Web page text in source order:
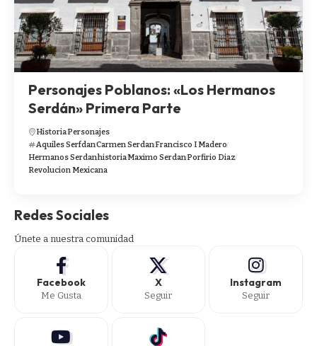
Personajes Poblanos: «Los Hermanos
Serdán» Primera Parte
HistoriaPersonajes
Aquiles SerfdanCarmen SerdanFrancisco I Madero
Hermanos SerdanhistoriaMaximo SerdanPorfirio Diaz
Revolucion Mexicana
Redes Sociales
Únete a nuestra comunidad
Facebook
Me Gusta
X
Seguir
Instagram
Seguir